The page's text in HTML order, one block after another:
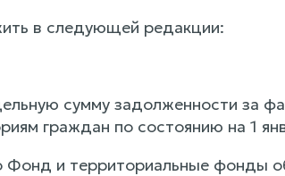
в следующей редакции:
сумму задолженности за
граждан по состоянию на 1
Фонд и территориальные фонды